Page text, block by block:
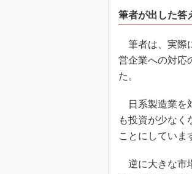
筆者が出した答
筆者は、実際
営企業への対応
た。
日系製造業を
も投資が少なく
ことにしていま
逆に大きな市